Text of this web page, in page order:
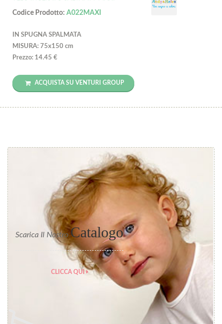
Codice Prodotto: A022MAXI
IN SPUGNA SPALMATA
MISURA: 75x150 cm
Prezzo: 14.45 €
ACQUISTA SU VENTURI GROUP
Scarica Il Nostro Catalogo
CLICCA QUI